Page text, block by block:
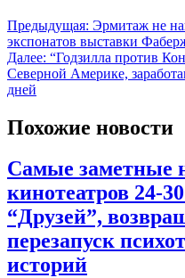
Предыдущая: Эрмитаж не
экспонатов выставки
Далее: “Годзилла против
Северной Америке,
дней
Похожие новости
Самые заметные
кинотеатров 24-
“Друзей”,
перезапуск
историй